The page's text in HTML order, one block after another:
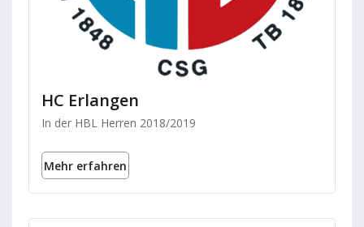
HC Erlangen
In der HBL Herren 2018/2019
Mehr erfahren